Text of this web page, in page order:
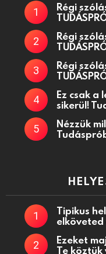
Régi
Régi
Régi
Ez csak a
sikerül!
Nézzük
Tipikus
elköveted
Ezeket
Te köztük